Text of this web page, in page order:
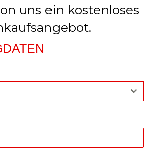
uns ein kostenloses